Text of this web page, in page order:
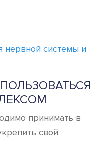
нервной системы и
принимать в
свой